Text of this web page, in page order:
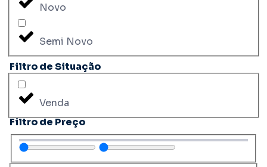
Novo
Semi Novo
Filtro de Situação
Venda
Filtro de Preço